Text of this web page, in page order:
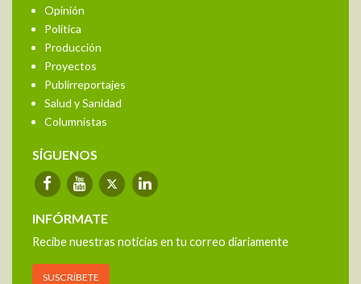
Opinión
Política
Producción
Proyectos
Publirreportajes
Salud y Sanidad
Columnistas
SÍGUENOS
INFÓRMATE
Recibe nuestras noticias en tu correo diariamente
SUSCRÍBETE